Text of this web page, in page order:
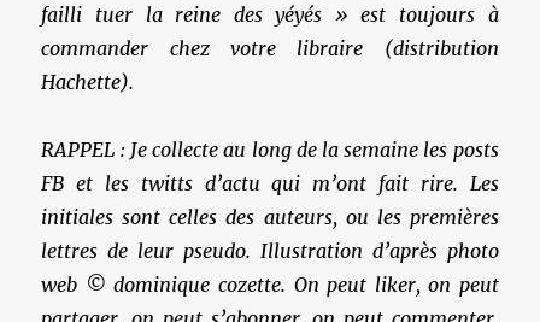
failli tuer la reine des yéyés » est toujours à
commander chez votre libraire (distribution
Hachette).
RAPPEL : Je collecte au long de la semaine les posts
FB et les twitts d’actu qui m’ont fait rire. Les
initiales sont celles des auteurs, ou les premières
lettres de leur pseudo. Illustration d’après photo
web © dominique cozette. On peut liker, on peut